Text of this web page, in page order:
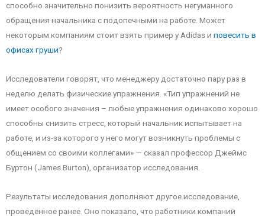
способно значительно понизить вероятность негуманного
обращения начальника с подопечными на работе. Может
некоторым компаниям стоит взять пример у Adidas и повесить в
офисах груши?
Исследователи говорят, что менеджеру достаточно пару раз в
неделю делать физические упражнения. «Тип упражнений не
имеет особого значения – любые упражнения одинаково хорошо
способны снизить стресс, который начальник испытывает на
работе, и из-за которого у него могут возникнуть проблемы с
общением со своими коллегами» — сказал профессор Джеймс
Буртон (James Burton), организатор исследования.
Результаты исследования дополняют другое исследование,
проведённое ранее. Оно показало, что работники компаний